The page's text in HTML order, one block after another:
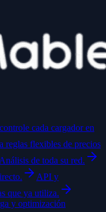
cada cargador en
reglas flexibles de precios
Análisis de toda su red.
API y
que ya utiliza.
y optimización